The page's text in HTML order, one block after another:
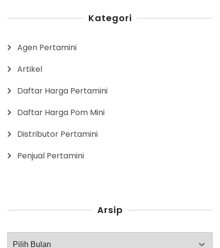
Kategori
Agen Pertamini
Artikel
Daftar Harga Pertamini
Daftar Harga Pom Mini
Distributor Pertamini
Penjual Pertamini
Arsip
Arsip